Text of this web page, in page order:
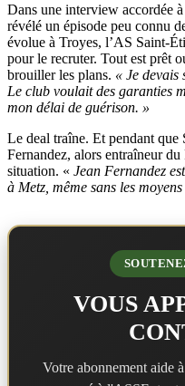
Dans une interview accordée
révélé un épisode peu connu
évolue à Troyes, l’AS Saint-
pour le recruter. Tout est prêt
brouiller les plans. « Je devais
Le club voulait des garanties
mon délai de guérison. »
Le deal traîne. Et pendant que
Fernandez, alors entraîneur
situation. « Jean Fernandez
à Metz, même sans les
VOUS
Votre abonnement aide